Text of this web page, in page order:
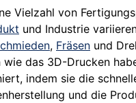
Vielzahl von
und Industrie
, Fräsen und
wie das 3D-Drucken
indem sie die
und die